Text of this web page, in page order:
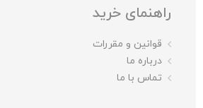
راهنمای خرید
قوانین و مقررات
درباره ما
تماس با ما